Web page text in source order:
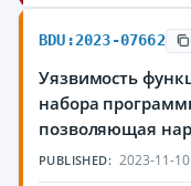
BDU:2023-07662
Уязвимость
набора
позволяющая
PUBLISHED: 2023-11-10